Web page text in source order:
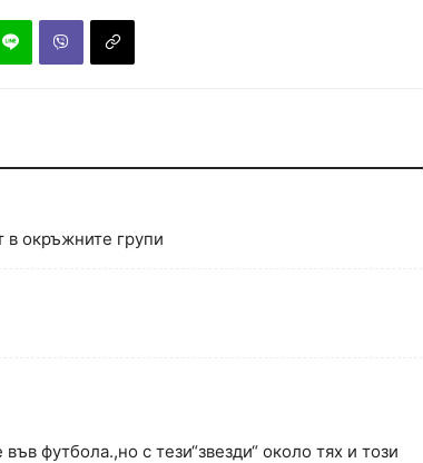
в окръжните групи
футбола.,но с тези“звезди“ около тях и този